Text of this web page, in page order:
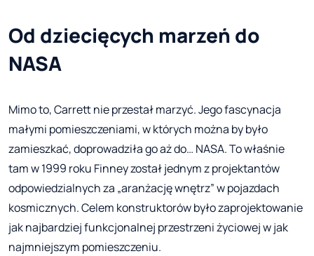
Od dziecięcych marzeń do
NASA
Mimo to, Carrett nie przestał marzyć. Jego fascynacja
małymi pomieszczeniami, w których można by było
zamieszkać, doprowadziła go aż do… NASA. To właśnie
tam w 1999 roku Finney został jednym z projektantów
odpowiedzialnych za „aranżację wnętrz” w pojazdach
kosmicznych. Celem konstruktorów było zaprojektowanie
jak najbardziej funkcjonalnej przestrzeni życiowej w jak
najmniejszym pomieszczeniu.